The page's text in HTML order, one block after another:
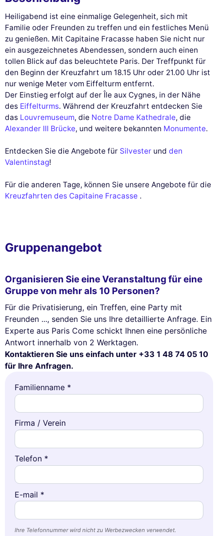
Heiligabend ist eine einmalige Gelegenheit, sich mit
Familie oder Freunden zu treffen und ein festliches Menü
zu genießen. Mit Capitaine Fracasse haben Sie nicht nur
ein ausgezeichnetes Abendessen, sondern auch einen
tollen Blick auf das beleuchtete Paris. Der Treffpunkt für
den Beginn der Kreuzfahrt um 18.15 Uhr oder 21.00 Uhr ist
nur wenige Meter vom Eiffelturm entfernt.
Der Einstieg erfolgt auf der Île aux Cygnes, in der Nähe
des Eiffelturms. Während der Kreuzfahrt entdecken Sie
das Louvremuseum, die Notre Dame Kathedrale, die
Alexander III Brücke, und weitere bekannten Monumente.
Entdecken Sie die Angebote für Silvester und den
Valentinstag!
Für die anderen Tage, können Sie unsere Angebote für die
Kreuzfahrten des Capitaine Fracasse .
Gruppenangebot
Organisieren Sie eine Veranstaltung für eine
Gruppe von mehr als 10 Personen?
Für die Privatisierung, ein Treffen, eine Party mit
Freunden ..., senden Sie uns Ihre detaillierte Anfrage. Ein
Experte aus Paris Come schickt Ihnen eine persönliche
Antwort innerhalb von 2 Werktagen.
Kontaktieren Sie uns einfach unter +33 1 48 74 05 10
für Ihre Anfragen.
Familienname *
Firma / Verein
Telefon *
E-mail *
Ihre Telefonnummer wird nicht zu Werbezwecken verwendet.